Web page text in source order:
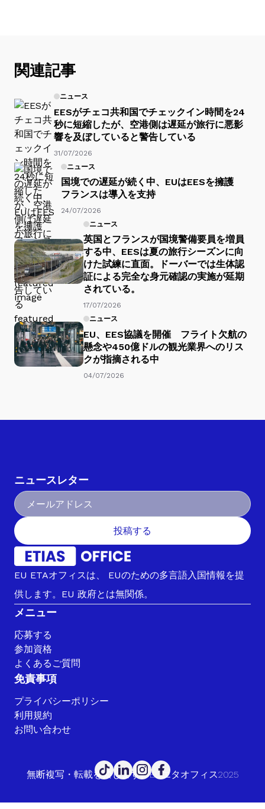
関連記事
ニュース
EESがチェコ共和国でチェックイン時間を24
秒に短縮したが、空港側は遅延が旅行に悪影
響を及ぼしていると警告している
31/07/2026
ニュース
国境での遅延が続く中、EUはEESを擁護
フランスは導入を支持
24/07/2026
ニュース
英国とフランスが国境警備要員を増員
する中、EESは夏の旅行シーズンに向
けた試練に直面。ドーバーでは生体認
証による完全な身元確認の実施が延期
されている。
17/07/2026
ニュース
EU、EES協議を開催 フライト欠航の
懸念や450億ドルの観光業界へのリス
クが指摘される中
04/07/2026
ニュースレター
投稿する
EU ETAオフィスは、 EUのための多言語入国情報を提
供します。EU 政府とは無関係。
メニュー
応募する
参加資格
よくあるご質問
免責事項
プライバシーポリシー
利用規約
お問い合わせ
無断複写・転載を禁じます。EUエタオフィス2025